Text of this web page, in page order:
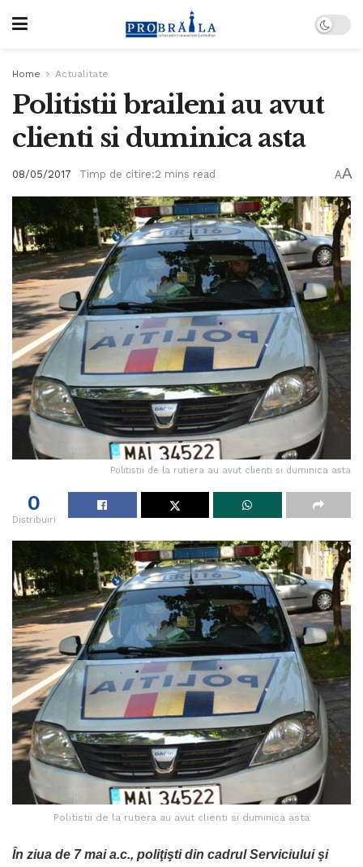
Home Actualitate
Politistii braileni au avut
clienti si duminica asta
08/05/2017 Timp de citire:2 mins read AA
Politistii de la rutiera au avut clienti si duminica asta
0
Distribuiri
Politistii de la rutiera au avut clienti si duminica asta
În ziua de 7 mai a.c., poliţişti din cadrul Serviciului şi